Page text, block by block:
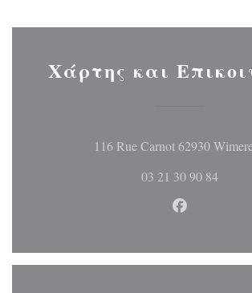
Χάρτης και
116 Rue Carnot 62930
03 21 30 90 84
Facebook